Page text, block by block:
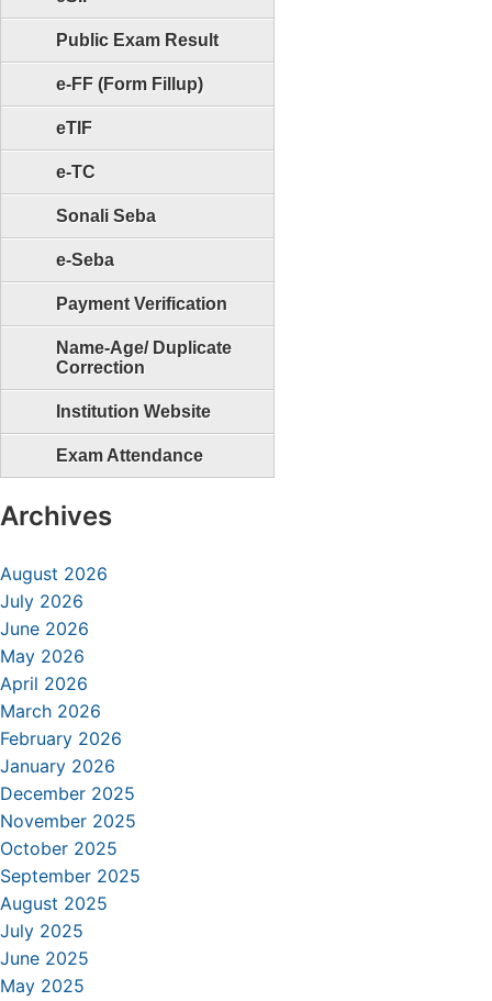
Public Exam Result
e-FF (Form Fillup)
eTIF
e-TC
Sonali Seba
e-Seba
Payment Verification
Name-Age/ Duplicate
Correction
Institution Website
Exam Attendance
Archives
August 2026
July 2026
June 2026
May 2026
April 2026
March 2026
February 2026
January 2026
December 2025
November 2025
October 2025
September 2025
August 2025
July 2025
June 2025
May 2025